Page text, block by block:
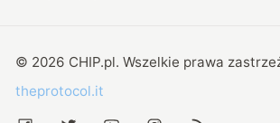
© 2026 CHIP.pl. Wszelkie prawa
theprotocol.it